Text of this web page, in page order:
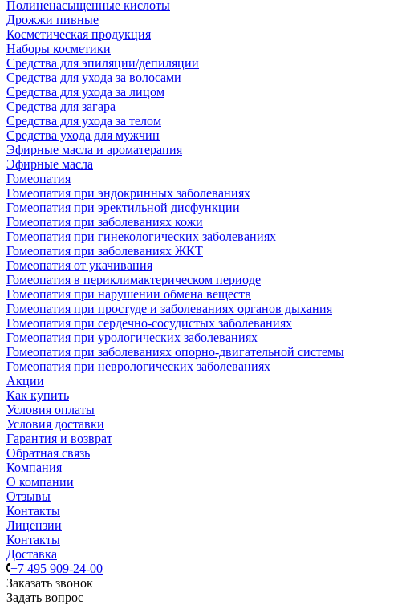
Полиненасыщенные кислоты
Дрожжи пивные
Косметическая продукция
Наборы косметики
Средства для эпиляции/депиляции
Средства для ухода за волосами
Средства для ухода за лицом
Средства для загара
Средства для ухода за телом
Средства ухода для мужчин
Эфирные масла и ароматерапия
Эфирные масла
Гомеопатия
Гомеопатия при эндокринных заболеваниях
Гомеопатия при эректильной дисфункции
Гомеопатия при заболеваниях кожи
Гомеопатия при гинекологических заболеваниях
Гомеопатия при заболеваниях ЖКТ
Гомеопатия от укачивания
Гомеопатия в периклимактерическом периоде
Гомеопатия при нарушении обмена веществ
Гомеопатия при простуде и заболеваниях органов дыхания
Гомеопатия при сердечно-сосудистых заболеваниях
Гомеопатия при урологических заболеваниях
Гомеопатия при заболеваниях опорно-двигательной системы
Гомеопатия при неврологических заболеваниях
Акции
Как купить
Условия оплаты
Условия доставки
Гарантия и возврат
Обратная связь
Компания
О компании
Отзывы
Контакты
Лицензии
Контакты
Доставка
+7 495 909-24-00
Заказать звонок
Задать вопрос